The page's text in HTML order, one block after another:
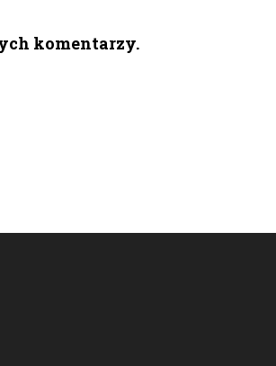
komentarzy.